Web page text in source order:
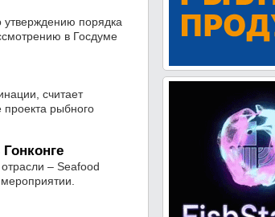
порядка
в Госдуме
считает
рыбного
– Seafood